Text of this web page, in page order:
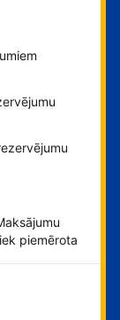
piemērota